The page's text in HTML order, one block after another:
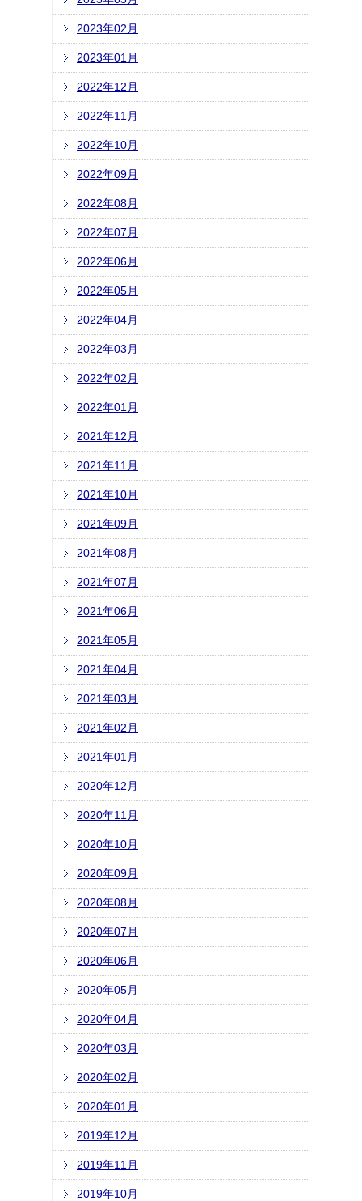
2023年02月
2023年01月
2022年12月
2022年11月
2022年10月
2022年09月
2022年08月
2022年07月
2022年06月
2022年05月
2022年04月
2022年03月
2022年02月
2022年01月
2021年12月
2021年11月
2021年10月
2021年09月
2021年08月
2021年07月
2021年06月
2021年05月
2021年04月
2021年03月
2021年02月
2021年01月
2020年12月
2020年11月
2020年10月
2020年09月
2020年08月
2020年07月
2020年06月
2020年05月
2020年04月
2020年03月
2020年02月
2020年01月
2019年12月
2019年11月
2019年10月